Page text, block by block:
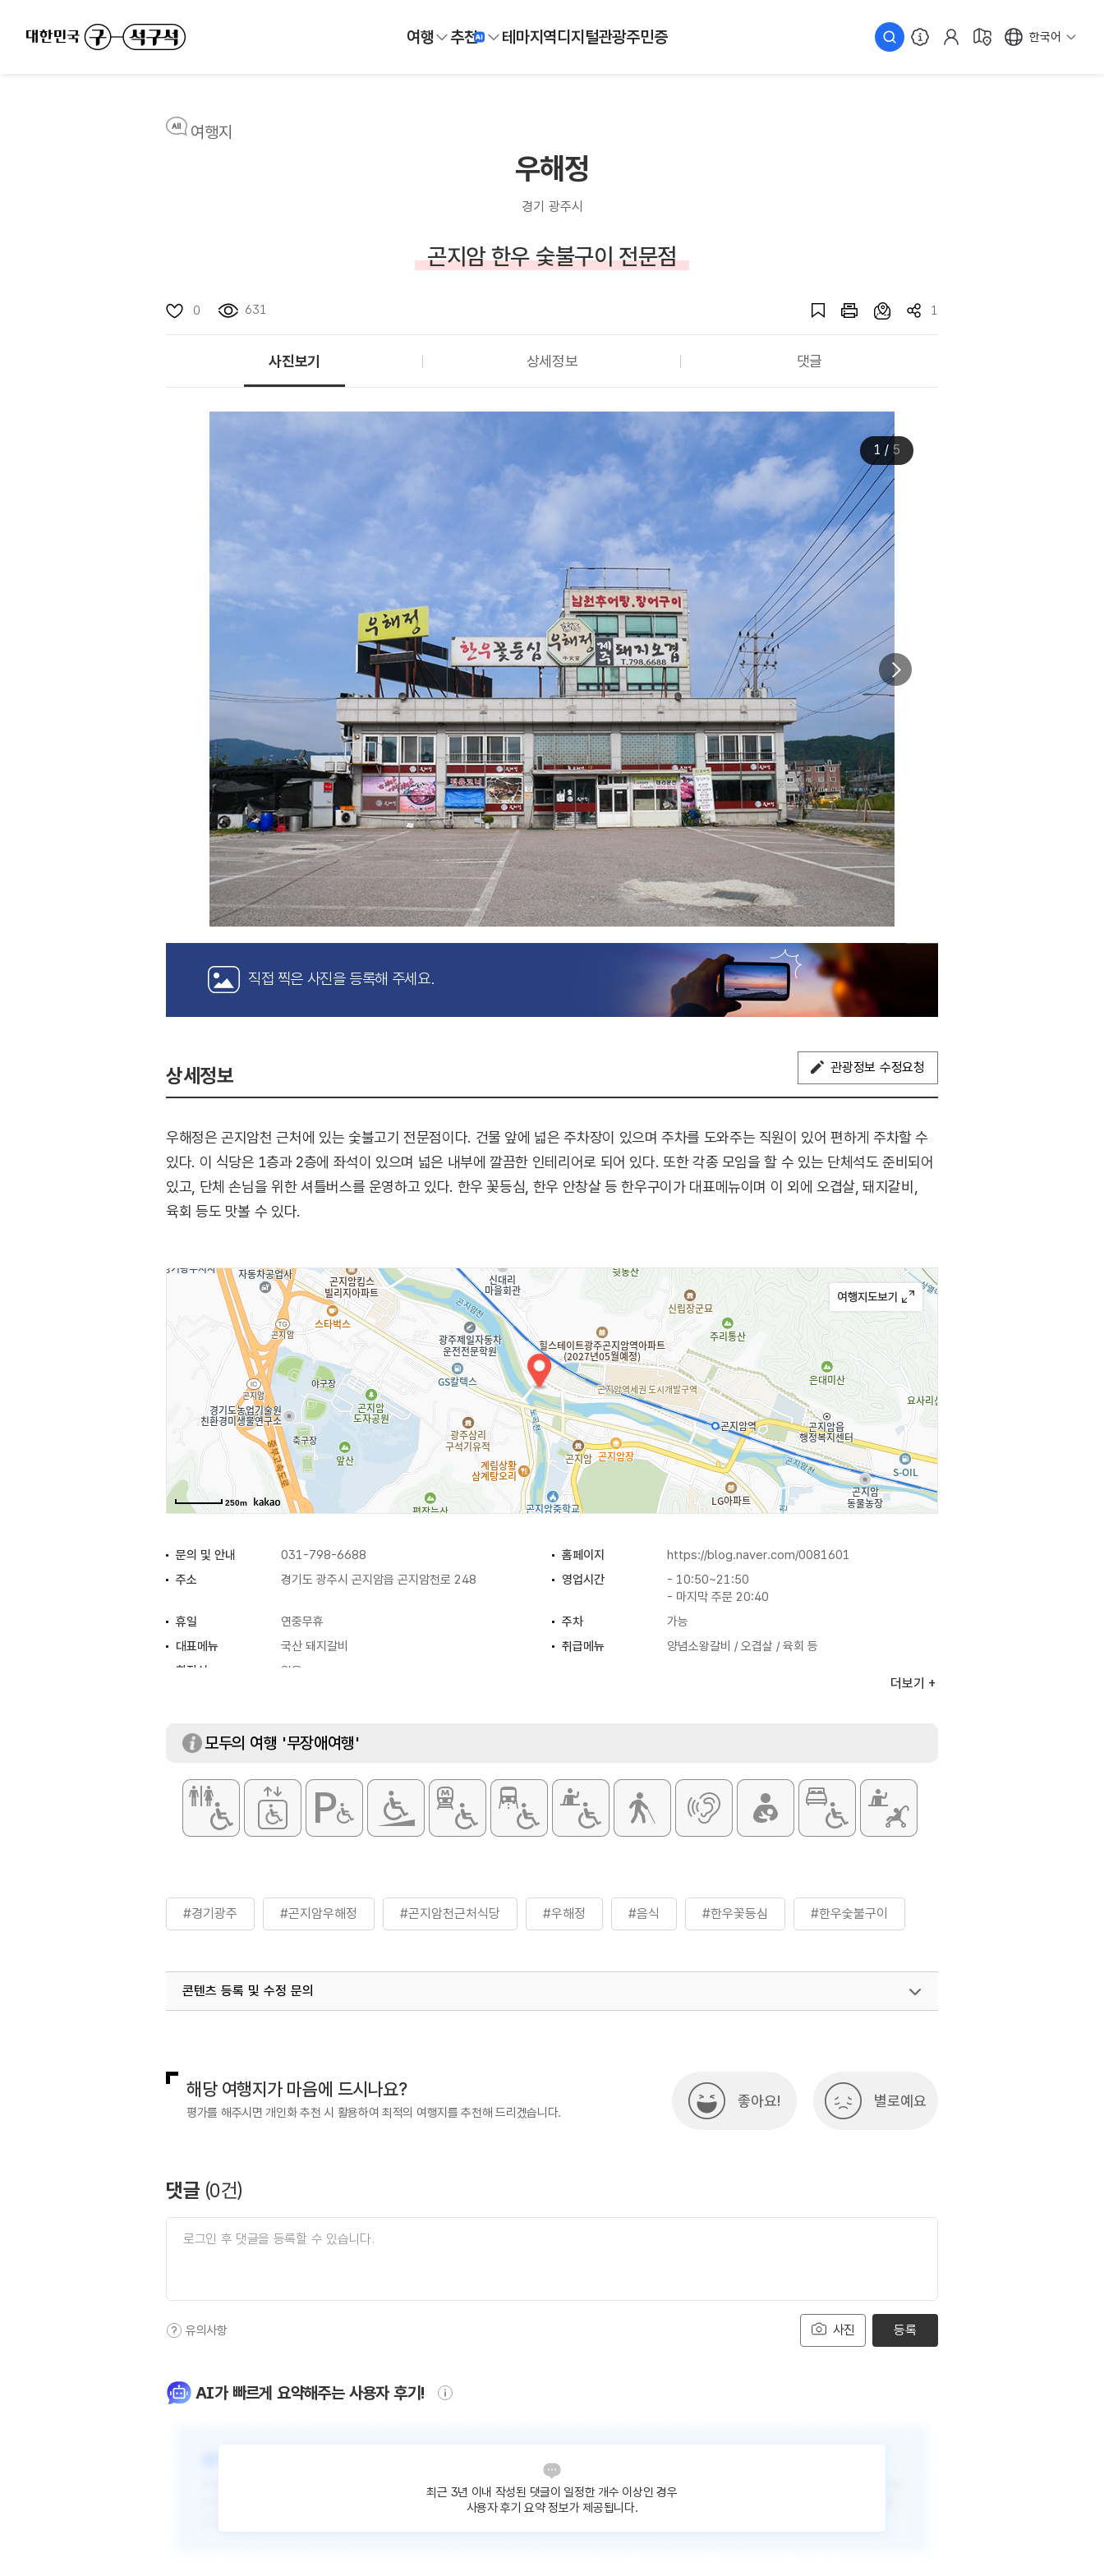
여행 추천 테마지역디지털관광주민증 한국어
여행지
우해정
경기 광주시
곤지암 한우 숯불구이 전문점
0 631 1
사진보기 상세정보 댓글
1/ 5
직접 찍은 사진을 등록해 주세요.
상세정보 관광정보 수정요청
우해정은 곤지암천 근처에 있는 숯불고기 전문점이다. 건물 앞에 넓은 주차장이 있으며 주차를 도와주는 직원이 있어 편하게 주차할 수
있다. 이 식당은 1층과 2층에 좌석이 있으며 넓은 내부에 깔끔한 인테리어로 되어 있다. 또한 각종 모임을 할 수 있는 단체석도 준비되어
있고, 단체 손님을 위한 셔틀버스를 운영하고 있다. 한우 꽃등심, 한우 안창살 등 한우구이가 대표메뉴이며 이 외에 오겹살, 돼지갈비,
육회 등도 맛볼 수 있다.
250m
문의 및 안내 031-798-6688 홈페이지
https://blog.naver.com/0081601
주소
경기도 광주시 곤지암읍 곤지암천로 248 영업시간
- 10:50~21:50
- 마지막 주문 20:40
휴일
연중무휴 주차
가능
대표메뉴
국산 돼지갈비 취급메뉴
양념소왕갈비 / 오겹살 / 육회 등
화장실
있음
더보기
모두의 여행 '무장애여행'
#경기광주 #곤지암우해정 #곤지암천근처식당 #우해정 #음식 #한우꽃등심 #한우숯불구이
콘텐츠 등록 및 수정 문의
해당 여행지가 마음에 드시나요?
평가를 해주시면 개인화 추천 시 활용하여 최적의 여행지를 추천해 드리겠습니다.
좋아요! 별로예요
댓글 (0건)
사진
유의사항 등록
AI가 빠르게 요약해주는 사용자 후기!
최근 3년 이내 작성된 댓글이 일정한 개수 이상인 경우
사용자 후기 요약 정보가 제공됩니다.